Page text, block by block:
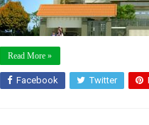
Read More »
Facebook Twitter